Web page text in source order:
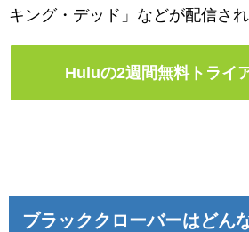
キング・デッド」などが配信され
Huluの2週間無料トライ
ブラッククローバーはどん